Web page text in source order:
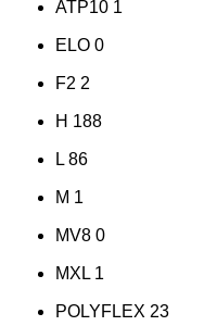
ATP10 1
ELO 0
F2 2
H 188
L 86
M 1
MV8 0
MXL 1
POLYFLEX 23